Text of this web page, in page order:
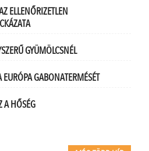
ELLENŐRIZETLEN
GYÜMÖLCSNÉL
EURÓPA GABONATERMÉSÉT
A HŐSÉG